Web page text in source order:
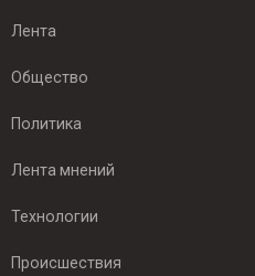
Лента
Общество
Политика
Лента мнений
Технологии
Происшествия